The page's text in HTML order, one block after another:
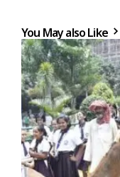
You May also Like